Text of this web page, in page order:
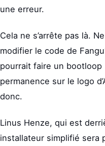
une erreur.
Cela ne s’arrête pas là.
modifier le code de
pourrait faire un bootloop
permanence sur le logo
donc.
Linus Henze, qui est
installateur simplifié sera